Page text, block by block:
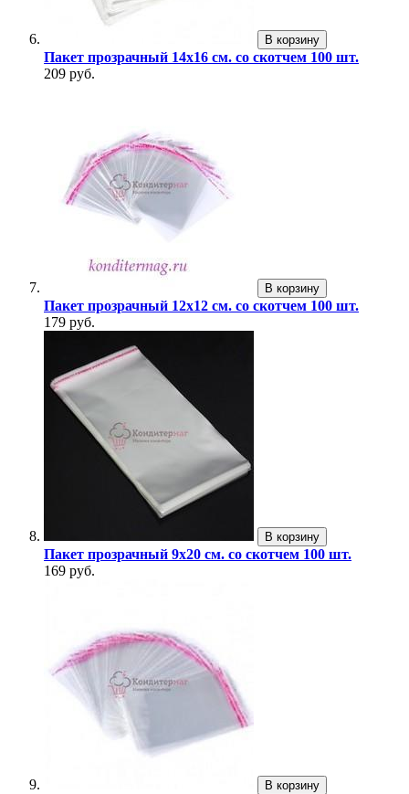
В корзину
Пакет прозрачный 14х16 см. со скотчем 100 шт.
209 руб.
В корзину
Пакет прозрачный 12х12 см. со скотчем 100 шт.
179 руб.
В корзину
Пакет прозрачный 9х20 см. со скотчем 100 шт.
169 руб.
В корзину